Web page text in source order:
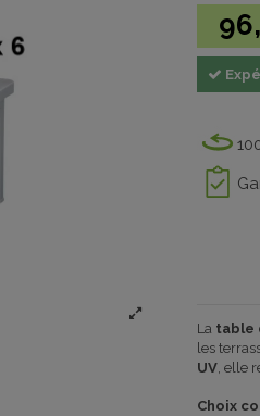
La table
les
UV, elle
Choix